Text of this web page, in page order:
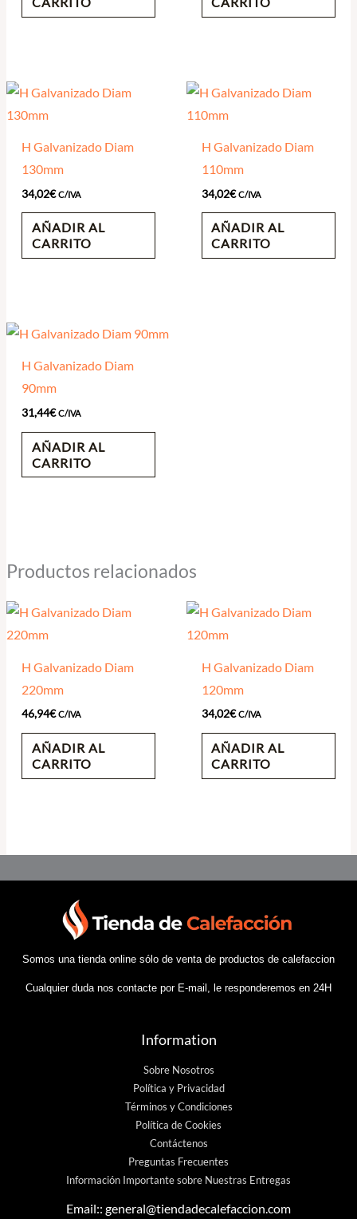
H Galvanizado Diam
130mm
34,02€ C/IVA
AÑADIR AL
CARRITO
H Galvanizado Diam
110mm
34,02€ C/IVA
AÑADIR AL
CARRITO
H Galvanizado Diam
90mm
31,44€ C/IVA
AÑADIR AL
CARRITO
Productos relacionados
H Galvanizado Diam
220mm
46,94€ C/IVA
AÑADIR AL
CARRITO
H Galvanizado Diam
120mm
34,02€ C/IVA
AÑADIR AL
CARRITO
Somos una tienda online sólo de venta de productos de calefaccion
Cualquier duda nos contacte por E-mail, le responderemos en 24H
Information
Sobre Nosotros
Política y Privacidad
Términos y Condiciones
Política de Cookies
Contáctenos
Preguntas Frecuentes
Información Importante sobre Nuestras Entregas
Email:: general@tiendadecalefaccion.com